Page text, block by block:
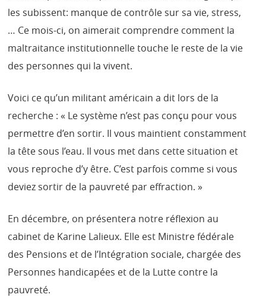
les subissent: manque de contrôle sur sa vie, stress,
… Ce mois-ci, on aimerait comprendre comment la
maltraitance institutionnelle touche le reste de la vie
des personnes qui la vivent.
Voici ce qu’un militant américain a dit lors de la
recherche : « Le système n’est pas conçu pour vous
permettre d’en sortir. Il vous maintient constamment
la tête sous l’eau. Il vous met dans cette situation et
vous reproche d’y être. C’est parfois comme si vous
deviez sortir de la pauvreté par effraction. »
En décembre, on présentera notre réflexion au
cabinet de Karine Lalieux. Elle est Ministre fédérale
des Pensions et de l’Intégration sociale, chargée des
Personnes handicapées et de la Lutte contre la
pauvreté.